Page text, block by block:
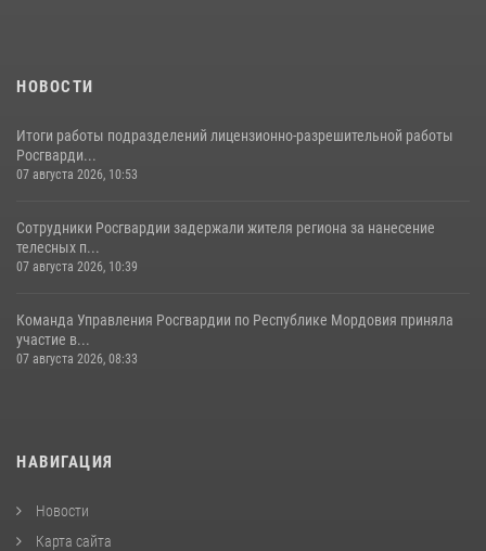
НОВОСТИ
Итоги работы подразделений лицензионно-разрешительной работы
Росгварди...
07 августа 2026, 10:53
Сотрудники Росгвардии задержали жителя региона за нанесение
телесных п...
07 августа 2026, 10:39
Команда Управления Росгвардии по Республике Мордовия приняла
участие в...
07 августа 2026, 08:33
НАВИГАЦИЯ
Новости
Карта сайта